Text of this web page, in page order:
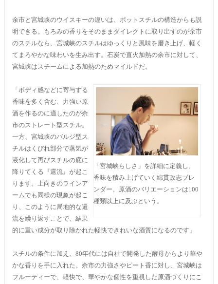
余市と宮城峡のウイスキーの違いは、ポットスチルの構造からも説
明できる。もろみの香りをそのままダイレクトに取り出すのが余市
のスチルなら、宮城峡のスチルはゆっくりと風味を磨き上げ、軽く
てまろやかな味わいを生み出す。石炭で直火加熱の余市に対して、
宮城峡はスチームによる加熱のためマイルドだ。
「宮城峡らしさ」を詳細に定義し、
香味を積み上げていく綿貫政志ブレ
ンダー。原酒のバリエーションは100
種類以上に及ぶという。
「ボディ感などに寄与する
香味を多く含む、力強い原
酒を作るのに適したのが余
市のストレート型スチル。
一方、宮城峡のバルジ型ス
チルはくびれ部分で蒸気が
液化して再びスチルの底に
降りてくる『還流』が起こ
ります。上向きのラインア
ームでも同様の現象が起こ
り、このように局地的な還
流を繰り返すことで、結果
的に重い成分が取り除かれた軽快できれいな酒質になるのです」
スチルの条件に加え、80年代には自社で開発した酵母からより華や
かな香りを手に入れた。余市の力強さやピート香に対し、宮城峡は
フルーティーで、軽快で、華やかな個性を重視した原酒づくりにこ